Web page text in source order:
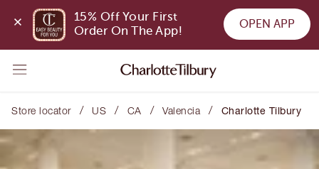
15% Off Your First
Order On The App!
OPEN APP
Store locator / US / CA / Valencia / Charlotte Tilbury